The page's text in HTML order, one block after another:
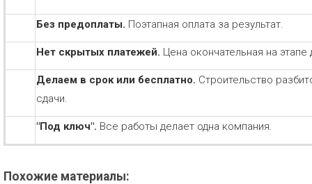
Без предоплаты. Поэтапная оплата за результат.
Нет скрытых платежей. Цена окончательная на этапе
Делаем в срок или бесплатно. Строительство
сдачи.
"Под ключ". Все работы делает одна компания.
Похожие материалы: